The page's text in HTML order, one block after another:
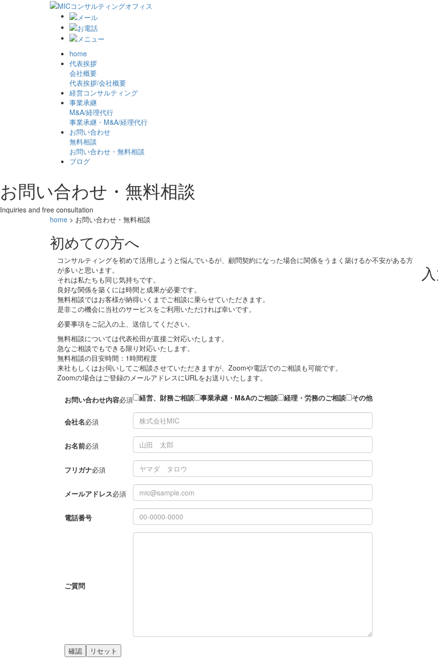
home
代表挨拶
会社概要
代表挨拶/会社概要
経営コンサルティング
事業承継
M&A/経理代行
事業承継・M&A/経理代行
お問い合わせ
無料相談
お問い合わせ・無料相談
ブログ
お問い合わせ・無料相談
Inquiries and free consultation
home > お問い合わせ・無料相談
初めての方へ
コンサルティングを初めて活用しようと悩んでいるが、顧問契約になった場合に関係をうまく築けるか不安がある方
が多いと思います。
それは私たちも同じ気持ちです。
良好な関係を築くには時間と成果が必要です。
無料相談ではお客様が納得いくまでご相談に乗らせていただきます。
是非この機会に当社のサービスをご利用いただければ幸いです。
必要事項をご記入の上、送信してください。
無料相談については代表松田が直接ご対応いたします。
急なご相談でもできる限り対応いたします。
無料相談の目安時間：1時間程度
来社もしくはお伺いしてご相談させていただきますが、Zoomや電話でのご相談も可能です。
Zoomの場合はご登録のメールアドレスにURLをお送りいたします。
お問い合わせ内容必須 経営、財務ご相談 事業承継・M&Aのご相談 経理・労務のご相談 その他
会社名必須
お名前必須
フリガナ必須
メールアドレス必須
電話番号
ご質問
確認 リセット